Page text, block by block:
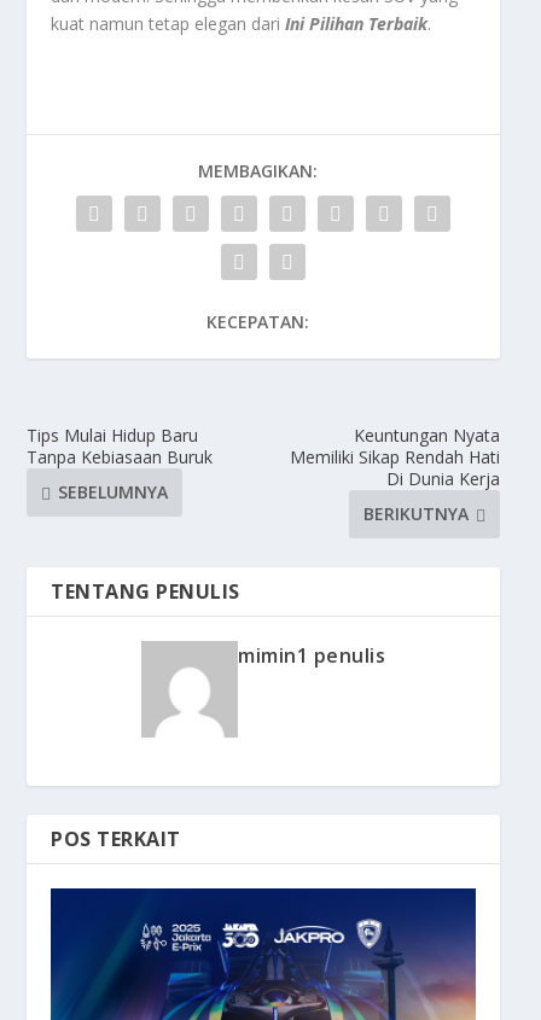
kuat namun tetap elegan dariIni Pilihan Terbaik.
MEMBAGIKAN:
KECEPATAN:
Tips Mulai Hidup Baru
Tanpa Kebiasaan Buruk
SEBELUMNYA
Keuntungan Nyata
Memiliki Sikap Rendah Hati
Di Dunia Kerja
BERIKUTNYA
TENTANG PENULIS
mimin1 penulis
POS TERKAIT